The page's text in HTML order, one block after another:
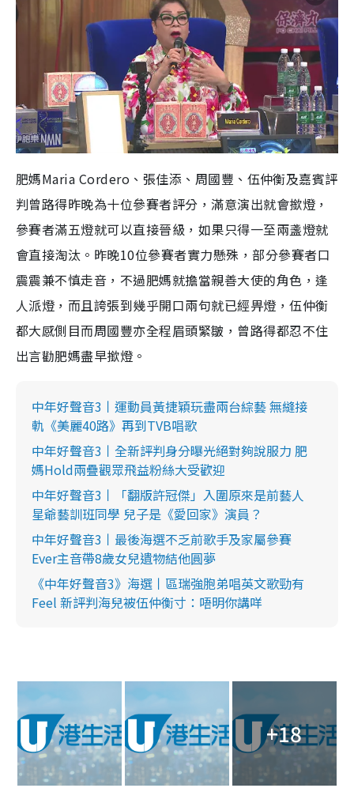
.
a
n
i
n
g
i
m
e
e
e
n
肥媽Maria Cordero、張佳添、周國豐、伍仲衡及嘉賓評
判曾路得昨晚為十位參賽者評分，滿意演出就會撳燈，
參賽者滿五燈就可以直接晉級，如果只得一至兩盞燈就
會直接淘汰。昨晚10位參賽者實力懸殊，部分參賽者口
震震兼不慎走音，不過肥媽就擔當親善大使的角色，逢
人派燈，而且誇張到幾乎開口兩句就已經畀燈，伍仲衡
都大感側目而周國豐亦全程眉頭緊皺，曾路得都忍不住
出言勸肥媽盡早撳燈。
中年好聲音3丨運動員黃捷穎玩盡兩台綜藝 無縫接
軌《美麗40路》再到TVB唱歌
中年好聲音3丨全新評判身分曝光絕對夠說服力 肥
媽Hold兩疊觀眾飛益粉絲大受歡迎
中年好聲音3丨「翻版許冠傑」入圍原來是前藝人
星爺藝訓班同學 兒子是《愛回家》演員？
中年好聲音3丨最後海選不乏前歌手及家屬參賽
Ever主音帶8歲女兒遺物結他圓夢
《中年好聲音3》海選丨區瑞強胞弟唱英文歌勁有
Feel 新評判海兒被伍仲衡寸：唔明你講咩
+18